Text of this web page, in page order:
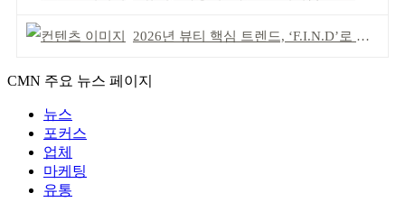
2026년 뷰티 핵심 트렌드, ‘F.I.N.D’로 읽는다
CMN 주요 뉴스 페이지
뉴스
포커스
업체
마케팅
유통